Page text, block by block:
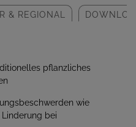
& REGIONAL
pflanzliches
wie
bei